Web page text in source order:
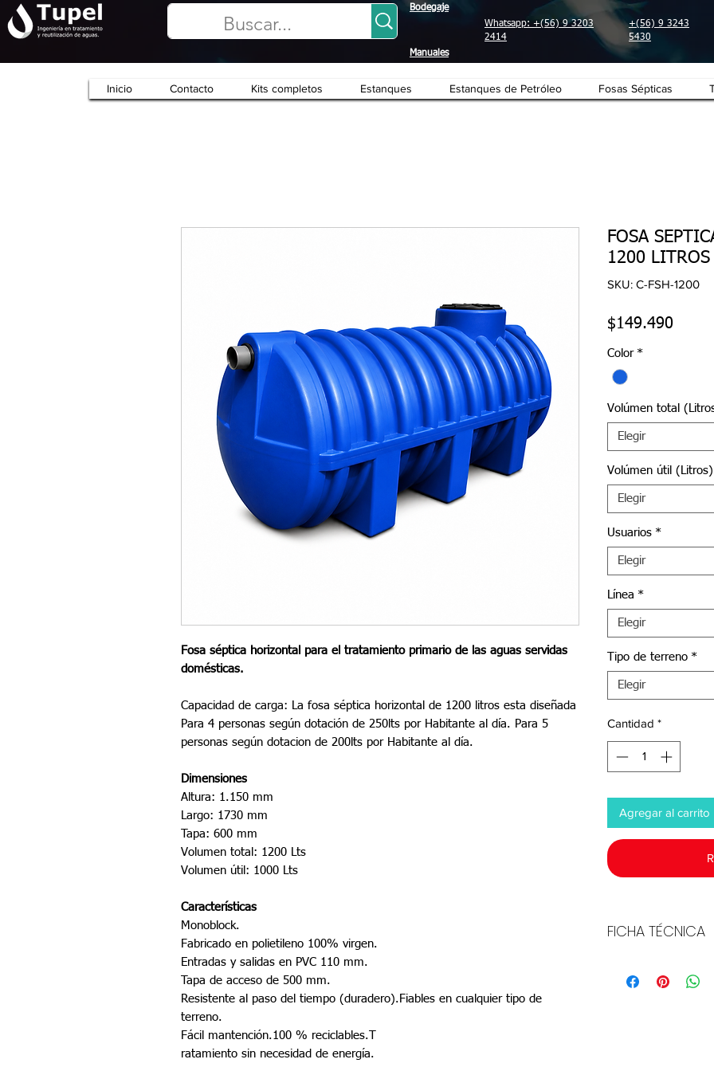
Bodegaje
Whatsapp: +(56) 9 3203
2414
+(56) 9 3243
5430
Manuales
Inicio Contacto Kits completos Estanques Estanques de Petróleo Fosas Sépticas
Fosa séptica horizontal para el tratamiento primario de las aguas servidas
domésticas.
Capacidad de carga: La fosa séptica horizontal de 1200 litros esta diseñada
Para 4 personas según dotación de 250lts por Habitante al día. Para 5
personas según dotacion de 200lts por Habitante al día.
Dimensiones
Altura: 1.150 mm
Largo: 1730 mm
Tapa: 600 mm
Volumen total: 1200 Lts
Volumen útil: 1000 Lts
Características
Monoblock.
Fabricado en polietileno 100% virgen.
Entradas y salidas en PVC 110 mm.
Tapa de acceso de 500 mm.
Resistente al paso del tiempo (duradero).Fiables en cualquier tipo de
terreno.
Fácil mantención.100 % reciclables.T
ratamiento sin necesidad de energía.
FOSA
1200 LITROS
SKU: C-FSH-1200
$149.490Precio
Color *
Volúmen total
Elegir
Volúmen útil (Litros)
Elegir
Usuarios *
Elegir
Línea *
Elegir
Tipo de terreno *
Elegir
Cantidad *
Agregar al carrito
FICHA TÉCNICA